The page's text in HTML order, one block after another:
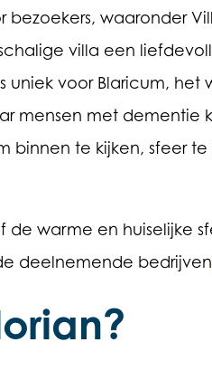
waaronder
villa een
voor Blaricum, het
mensen met dementie
binnen te kijken, sfeer
warme en huiselijke
deelnemende bedrijven